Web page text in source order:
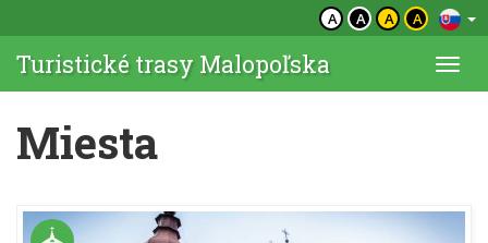
A A A A
Turistické trasy Malopoľska
Miesta